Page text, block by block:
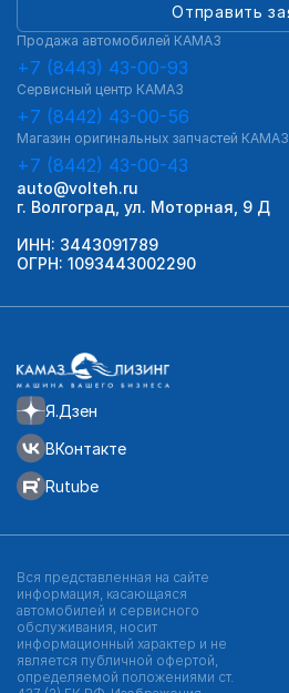
Я.Дзен
ВКонтакте
Rutube
Отправить
Продажа автомобилей КАМАЗ
+7 (8443) 43-00-93
Сервисный центр КАМАЗ
+7 (8442) 43-00-56
Магазин оригинальных запчастей КАМАЗ
+7 (8442) 43-00-43
auto@volteh.ru
г. Волгоград, ул. Моторная, 9 Д
ИНН: 3443091789
ОГРН: 1093443002290
Вся представленная на сайте
информация, касающаяся
автомобилей и сервисного
обслуживания, носит
информационный характер и не
является публичной офертой,
определяемой положениями ст.